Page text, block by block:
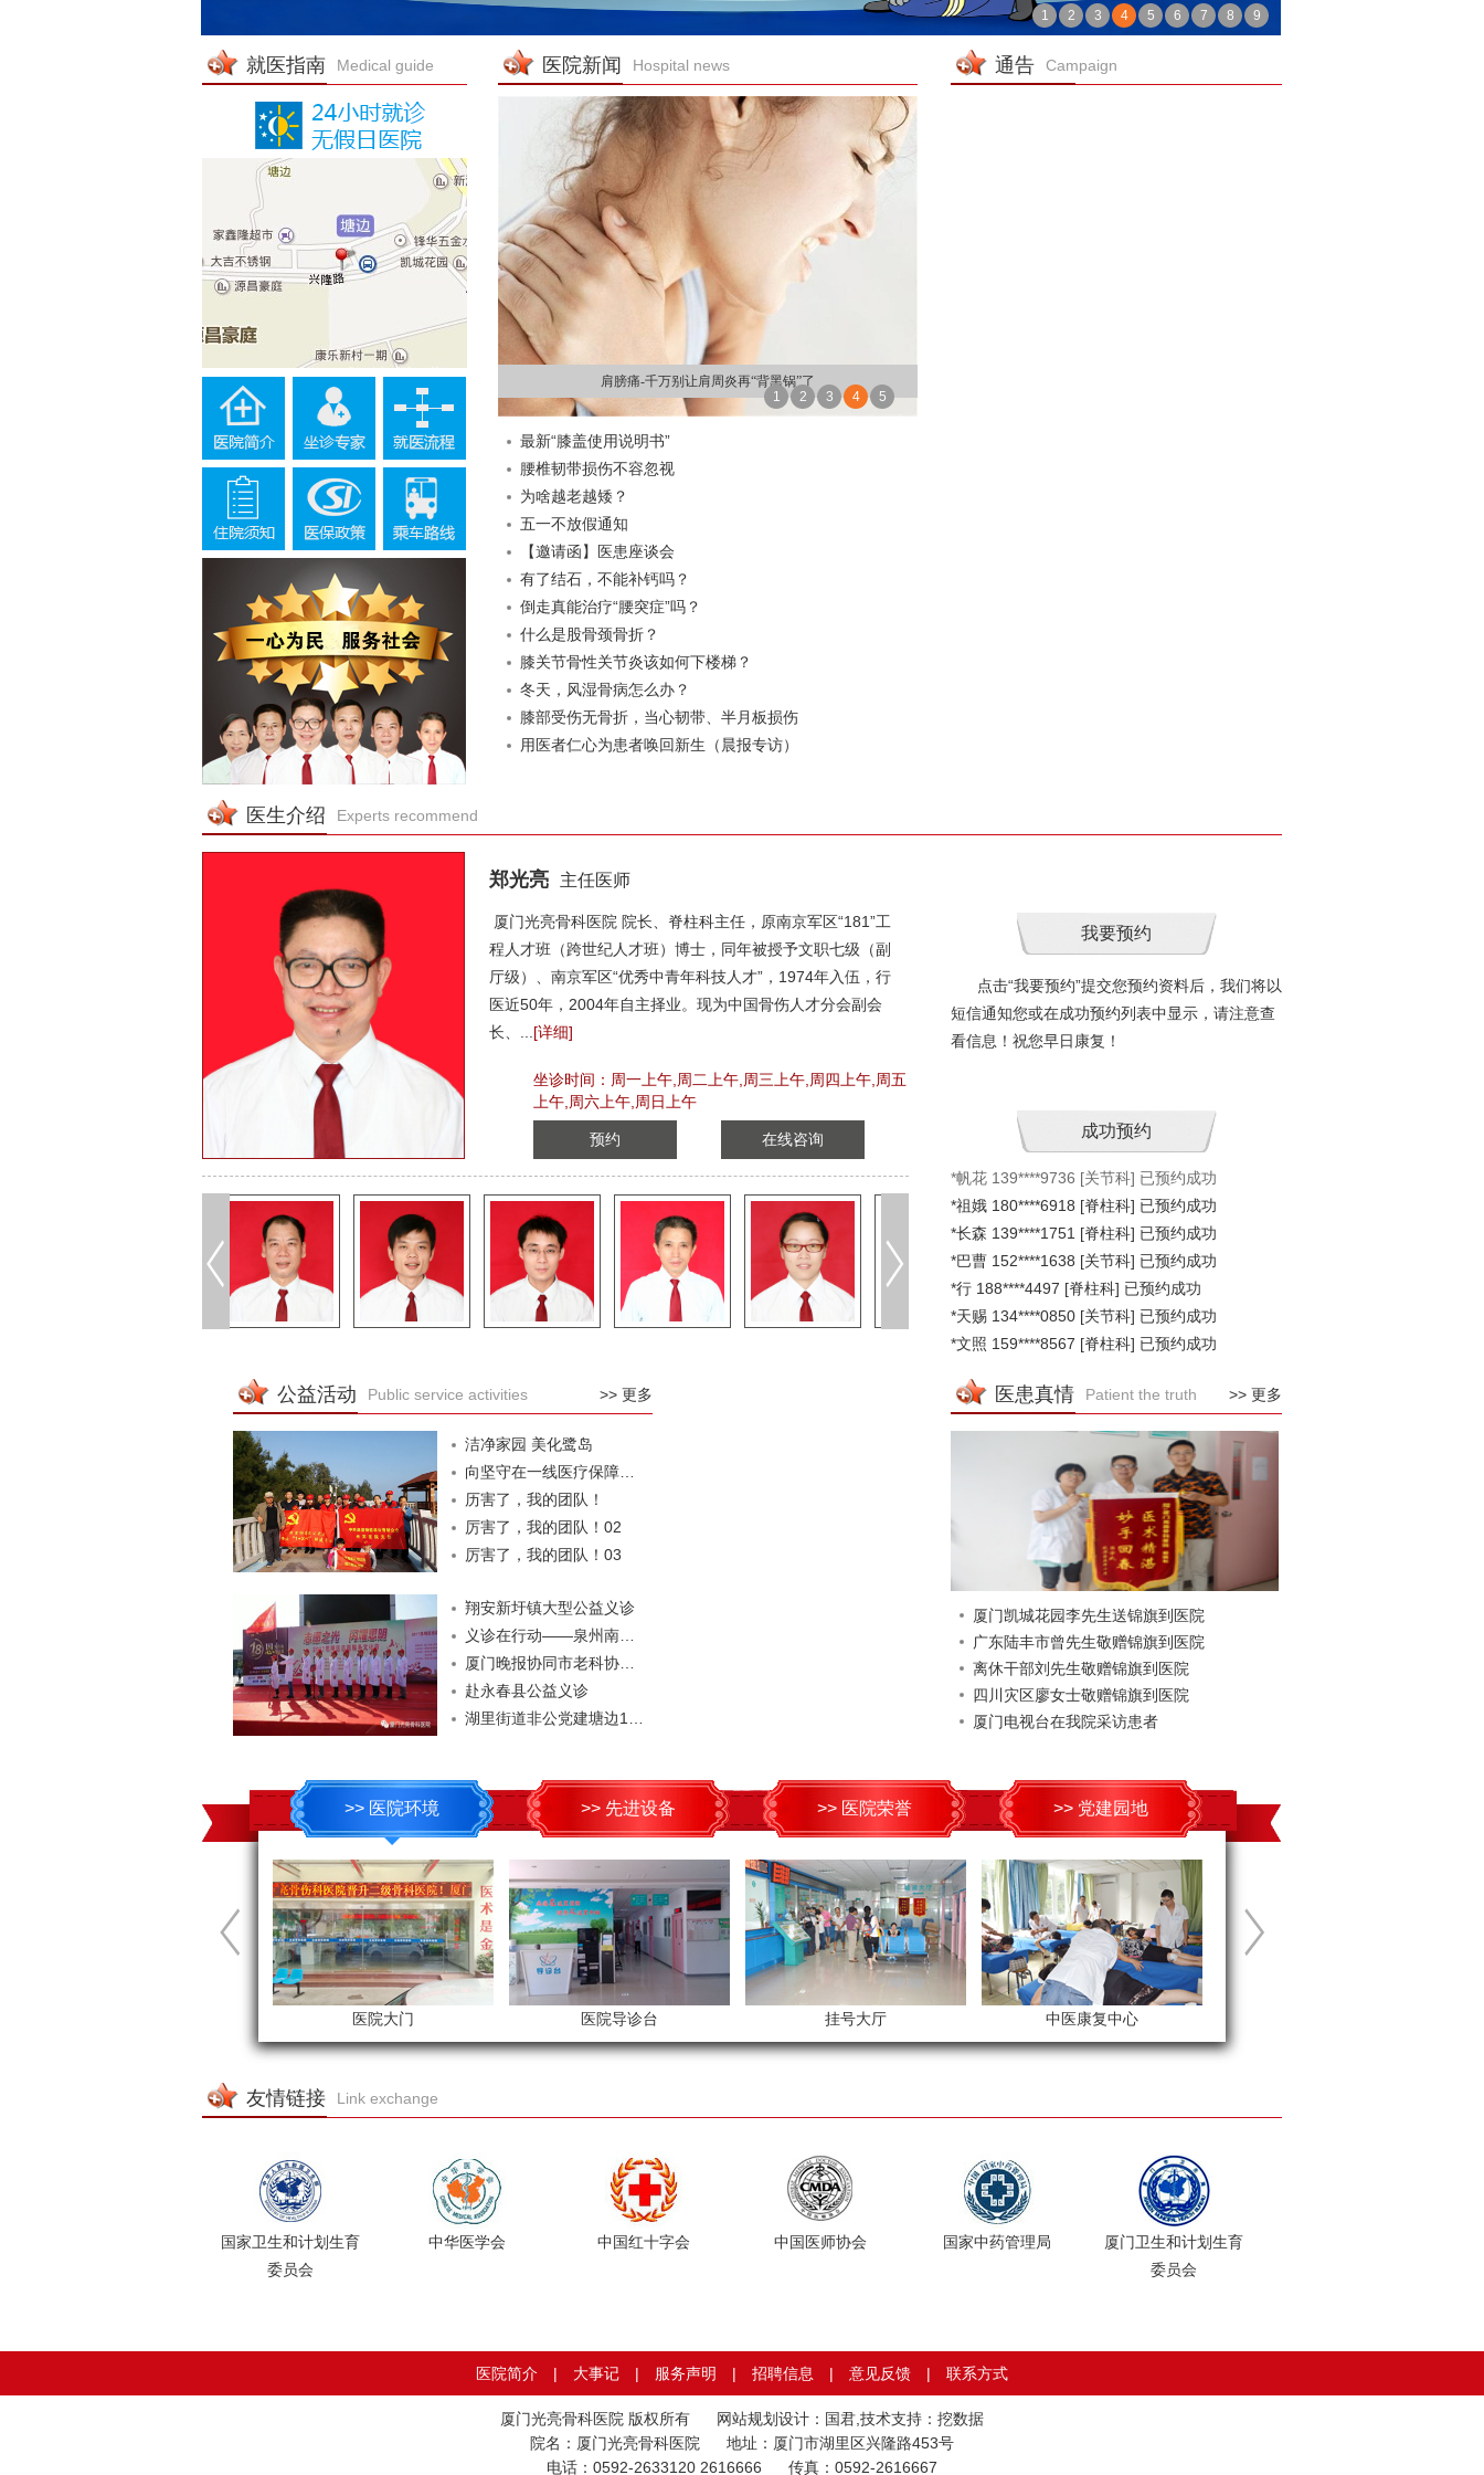
1 2 3 4 5 6 7 8 9
就医指南 Medical guide 医院新闻 Hospital news
肩膀痛-千万别让肩周炎再“背黑锅”了
1
2 3 4 5
最新“膝盖使用说明书”
腰椎韧带损伤不容忽视
为啥越老越矮？
五一不放假通知
【邀请函】医患座谈会
有了结石，不能补钙吗？
倒走真能治疗“腰突症”吗？
什么是股骨颈骨折？
膝关节骨性关节炎该如何下楼梯？
冬天，风湿骨病怎么办？
膝部受伤无骨折，当心韧带、半月板损伤
用医者仁心为患者唤回新生（晨报专访）
通告 Campaign
医生介绍 Experts recommend
郑光亮 主任医师
厦门光亮骨科医院 院长、脊柱科主任，原南京军区“181”工
程人才班（跨世纪人才班）博士，同年被授予文职七级（副
厅级）、南京军区“优秀中青年科技人才”，1974年入伍，行
医近50年，2004年自主择业。现为中国骨伤人才分会副会
长、... [详细]
坐诊时间：周一上午,周二上午,周三上午,周四上午,周五
上午,周六上午,周日上午
预约 在线咨询
点击“我要预约”提交您预约资料后，我们将以
短信通知您或在成功预约列表中显示，请注意查
看信息！祝您早日康复！
*帆花 139****9736 [关节科] 已预约成功
*祖娥 180****6918 [脊柱科] 已预约成功
*长森 139****1751 [脊柱科] 已预约成功
*巴曹 152****1638 [关节科] 已预约成功
*行 188****4497 [脊柱科] 已预约成功
*天赐 134****0850 [关节科] 已预约成功
*文照 159****8567 [脊柱科] 已预约成功
*耀聪 181****857 [脊柱科] 已预约成功
公益活动 Public service activities >> 更多
洁净家园 美化鹭岛
历害了，我的团队！
厉害了，我的团队！02
厉害了，我的团队！03
翔安新圩镇大型公益义诊
赴永春县公益义诊
医患真情 Patient the truth >> 更多
厦门凯城花园李先生送锦旗到医院
广东陆丰市曾先生敬赠锦旗到医院
离休干部刘先生敬赠锦旗到医院
四川灾区廖女士敬赠锦旗到医院
厦门电视台在我院采访患者
>> 医院环境 >> 先进设备 >> 医院荣誉 >> 党建园地
医院大门 医院导诊台 挂号大厅 中医康复中心
友情链接 Link exchange
国家卫生和计划生育
委员会
中华医学会 中国红十字会 中国医师协会 国家中药管理局
厦门卫生和计划生育
委员会
医院简介 | 大事记 | 服务声明 | 招聘信息 | 意见反馈 | 联系方式
厦门光亮骨科医院 版权所有 网站规划设计：国君,技术支持： 挖数据
院名：厦门光亮骨科医院 地址：厦门市湖里区兴隆路453号
电话：0592-2633120 2616666 传真：0592-2616667